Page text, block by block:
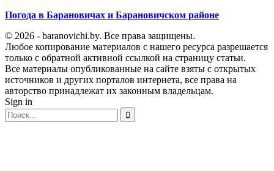
Погода в Барановичах и Барановичском районе
© 2026 - baranovichi.by. Все права защищены.
Любое копирование материалов с нашего ресурса разрешается
только с обратной активной ссылкой на страницу статьи.
Все материалы опубликованные на сайте взяты с открытых
источников и других порталов интернета, все права на
авторство принадлежат их законным владельцам.
Sign in